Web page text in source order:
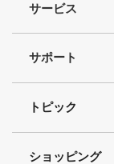
サービス
サポート
トピック
ショッピング